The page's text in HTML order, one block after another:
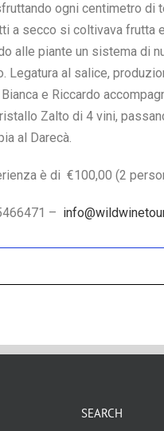
ogni centimetro di
a secco si coltivava frutta
alle piante un sistema di
Legatura al salice,
e Riccardo
Zalto di 4 vini,
al Darecà.
è di €100,00 (2
–
SEARCH